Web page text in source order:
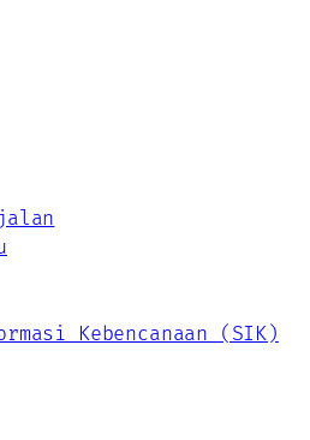
Kebencanaan (SIK)